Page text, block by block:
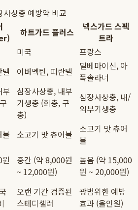
사상충 예방약 비교
하트가드 플러스
넥스가드 스펙
트라
미국
프랑스
이버멕틴, 피란텔
밀베마이신, 아
폭솔라너
부
심장사상충, 내부
기생충 (회충, 구
충)
심장사상충, 내/
외부기생충
블 소고기 맛 츄어블
소고기 맛 츄어
블
중간 (약 8,000원
~ 12,000원)
높음 (약 15,000
원 ~ 20,000원)
오랜 기간 검증된
스테디셀러
광범위한 예방
효과 (올인원)